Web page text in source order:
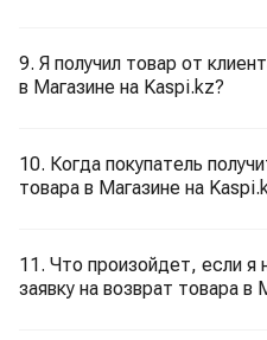
9. Я получил товар от
в Магазине на Kaspi.kz?
10. Когда покупатель
товара в Магазине на
11. Что произойдет, если я
заявку на возврат товара в